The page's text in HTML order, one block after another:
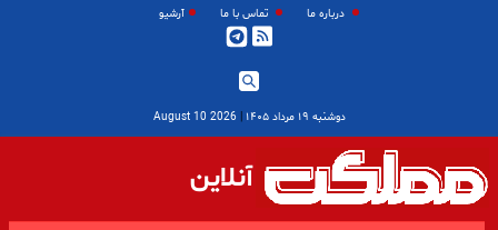
درباره ما تماس با ما آرشیو
دوشنبه ۱۹ مرداد ۱۴۰۵ |
2026 August 10
آنلاین